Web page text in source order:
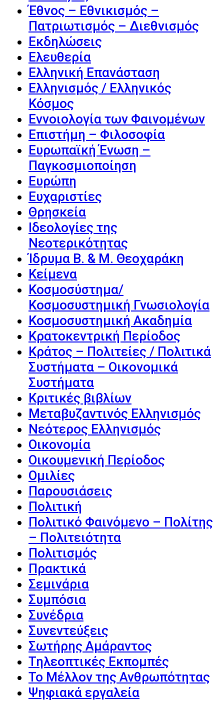
Έθνος – Εθνικισμός –
Πατριωτισμός – Διεθνισμός
Εκδηλώσεις
Ελευθερία
Ελληνική Επανάσταση
Ελληνισμός / Ελληνικός
Κόσμος
Εννοιολογία των Φαινομένων
Επιστήμη – Φιλοσοφία
Ευρωπαϊκή Ένωση –
Παγκοσμιοποίηση
Ευρώπη
Ευχαριστίες
Θρησκεία
Ιδεολογίες της
Νεοτερικότητας
Ίδρυμα Β. & Μ. Θεοχαράκη
Κείμενα
Κοσμοσύστημα/
Κοσμοσυστημική Γνωσιολογία
Κοσμοσυστημική Ακαδημία
Κρατοκεντρική Περίοδος
Κράτος – Πολιτείες / Πολιτικά
Συστήματα – Οικονομικά
Συστήματα
Κριτικές βιβλίων
Μεταβυζαντινός Ελληνισμός
Νεότερος Ελληνισμός
Οικονομία
Οικουμενική Περίοδος
Ομιλίες
Παρουσιάσεις
Πολιτική
Πολιτικό Φαινόμενο – Πολίτης
– Πολιτειότητα
Πολιτισμός
Πρακτικά
Σεμινάρια
Συμπόσια
Συνέδρια
Συνεντεύξεις
Σωτήρης Αμάραντος
Τηλεοπτικές Εκπομπές
Το Μέλλον της Ανθρωπότητας
Ψηφιακά εργαλεία